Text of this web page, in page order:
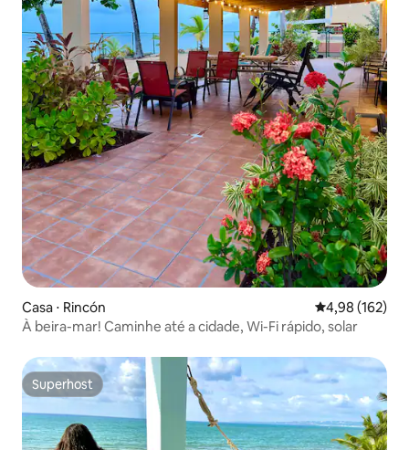
Casa ⋅ Rincón 4,98 de uma
4,98 (162)
À beira-mar! Caminhe até a cidade, Wi-Fi rápido, solar
Superhost
Superhost